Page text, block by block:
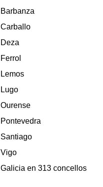
Barbanza
Carballo
Deza
Ferrol
Lemos
Lugo
Ourense
Pontevedra
Santiago
Vigo
Galicia en 313 concellos